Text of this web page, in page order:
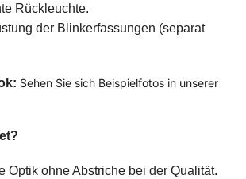
Rückleuchte.
der Blinkerfassungen (separat
Sehen Sie sich Beispielfotos in unserer
Optik ohne Abstriche bei der Qualität.